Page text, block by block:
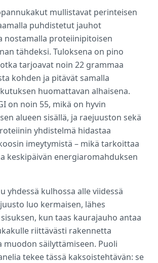
mullistavat perinteisen
puhdistetut jauhot
nostamalla proteiinipitoisen
tähdeksi. Tuloksena on pino
tarjoavat noin 22 grammaa
kohden ja pitävät samalla
huomattavan alhaisena.
on noin 55, mikä on hyvin
alueen sisällä, ja raejuuston sekä
yhdistelmä hidastaa
imeytymistä – mikä tarkoittaa
keskipäivän energiaromahduksen
yhdessä kulhossa alle viidessä
luo kermaisen, lähes
kun taas kaurajauho antaa
riittävästi rakennetta
muodon säilyttämiseen. Puoli
tekee tässä kaksoistehtävän: se